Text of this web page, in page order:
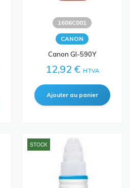
1606C001
CANON
Canon GI-590Y
12,92 € HTVA
STOCK